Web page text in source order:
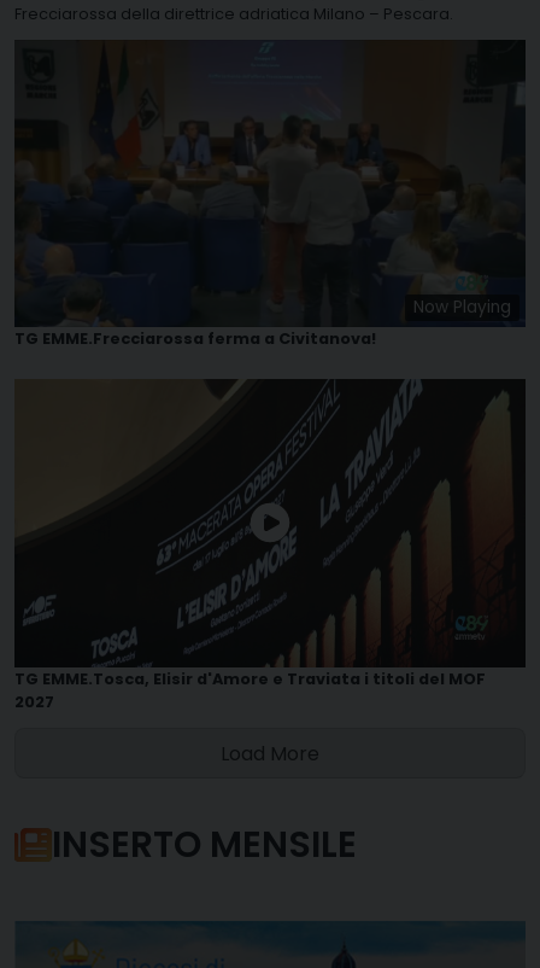
Frecciarossa della direttrice adriatica Milano – Pescara.
Now Playing
TG EMME.Frecciarossa ferma a Civitanova!
TG EMME.Tosca, Elisir d'Amore e Traviata i titoli del MOF
2027
Load More
INSERTO MENSILE